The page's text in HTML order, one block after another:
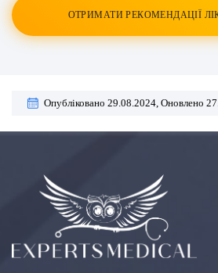
ОТРИМАТИ РЕКОМЕНДАЦІЇ
Опубліковано 29.08.2024, Оновлено